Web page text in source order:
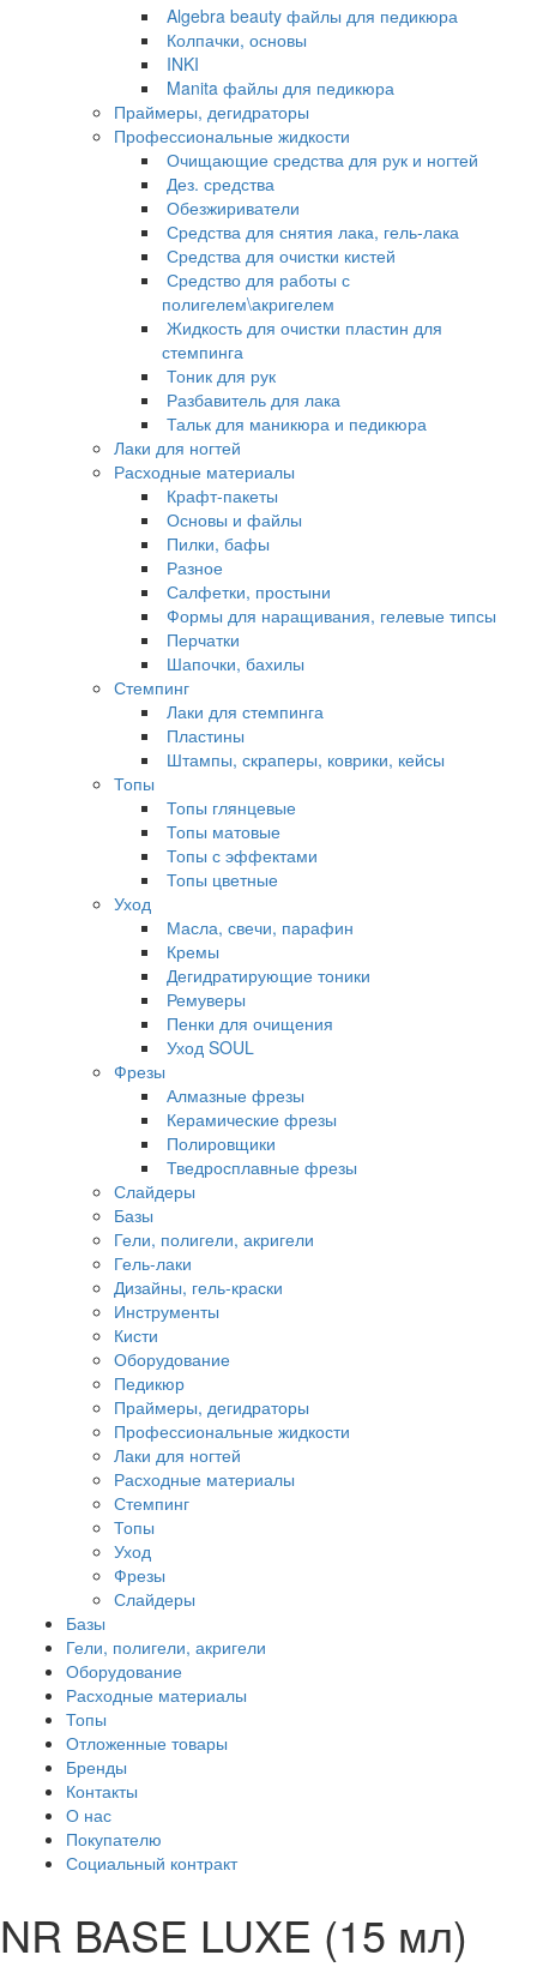
Algebra beauty файлы для педикюра
Колпачки, основы
INKI
Manita файлы для педикюра
Праймеры, дегидраторы
Профессиональные жидкости
Очищающие средства для рук и ногтей
Дез. средства
Обезжириватели
Средства для снятия лака, гель-лака
Средства для очистки кистей
Средство для работы с
полигелем\акригелем
Жидкость для очистки пластин для
стемпинга
Тоник для рук
Разбавитель для лака
Тальк для маникюра и педикюра
Лаки для ногтей
Расходные материалы
Крафт-пакеты
Основы и файлы
Пилки, бафы
Разное
Салфетки, простыни
Формы для наращивания, гелевые типсы
Перчатки
Шапочки, бахилы
Стемпинг
Лаки для стемпинга
Пластины
Штампы, скраперы, коврики, кейсы
Топы
Топы глянцевые
Топы матовые
Топы с эффектами
Топы цветные
Уход
Масла, свечи, парафин
Кремы
Дегидратирующие тоники
Ремуверы
Пенки для очищения
Уход SOUL
Фрезы
Алмазные фрезы
Керамические фрезы
Полировщики
Тведросплавные фрезы
Слайдеры
Базы
Гели, полигели, акригели
Гель-лаки
Дизайны, гель-краски
Инструменты
Кисти
Оборудование
Педикюр
Праймеры, дегидраторы
Профессиональные жидкости
Лаки для ногтей
Расходные материалы
Стемпинг
Топы
Уход
Фрезы
Слайдеры
Базы
Гели, полигели, акригели
Оборудование
Расходные материалы
Топы
Отложенные товары
Бренды
Контакты
О нас
Покупателю
Социальный контракт
NR BASE LUXE (15 мл)